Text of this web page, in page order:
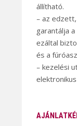
állítható.
– az
garantálja
ezáltal
és a
– kezelési